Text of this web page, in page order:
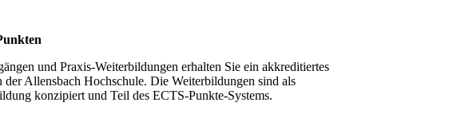
und Praxis-Weiterbildungen erhalten Sie ein akkreditiertes
Allensbach Hochschule. Die Weiterbildungen sind als
konzipiert und Teil des ECTS-Punkte-Systems.